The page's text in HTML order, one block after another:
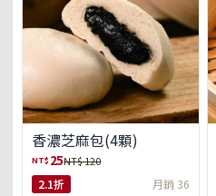
香濃芝麻包(4顆)
NT$ 25NT$ 120
2.1折 月銷 36